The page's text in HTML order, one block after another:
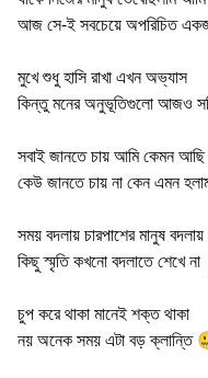
আজ সে-ই সবচেয়ে অপরিচিত
মুখে শুধু হাসি রাখা এখন অভ্যাস
কিন্তু মনের অনুভূতিগুলো আজও
সবাই জানতে চায় আমি কেমন আছি
কেউ জানতে চায় না কেন এমন
সময় বদলায় চারপাশের মানুষ বদলায়
কিছু স্মৃতি কখনো বদলাতে শেখে
চুপ করে থাকা মানেই শক্ত থাকা
নয় অনেক সময় এটা বড়